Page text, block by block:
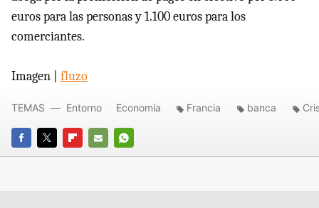
euros para las personas y 1.100 euros para los
comerciantes.
Imagen | fluzo
FACEBOOK
TWITTERFLIPBOARD
E-
WHATSAPP
TEMAS Entorno Economía Francia banca